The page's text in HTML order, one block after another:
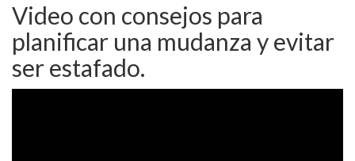
Video con consejos para
planificar una mudanza y evitar
ser estafado.